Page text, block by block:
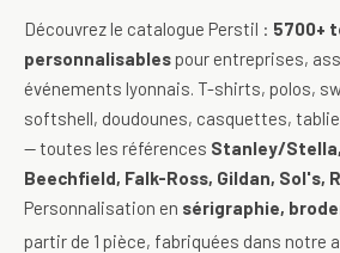
Découvrez le catalogue Perstil : 5700+
personnalisables pour entreprises,
événements lyonnais. T-shirts, polos,
softshell, doudounes, casquettes,
— toutes les références Stanley/Stella,
Beechfield, Falk-Ross, Gildan, Sol's,
Personnalisation en sérigraphie,
partir de 1 pièce, fabriquées dans notre